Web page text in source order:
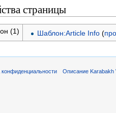
страницы
(1) Шаблон:Article Info(
конфиденциальности Описание Karabakh